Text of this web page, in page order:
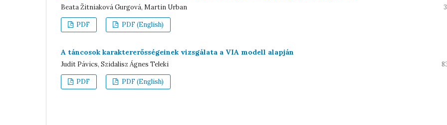
Beata Žitniaková Gurgová, Martin Urban
PDF PDF (English)
A táncosok karaktererősségeinek vizsgálata a VIA modell alapján
Judit Pávics, Szidalisz Ágnes Teleki
PDF PDF (English)